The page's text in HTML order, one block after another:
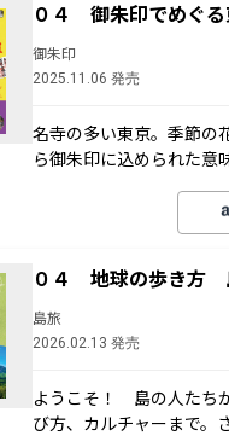
０４ 御朱印でめぐ
御朱印
2025.11.06 発売
名寺の多い東京。季節の
ら御朱印に込められた意
０４ 地球の歩き
島旅
2026.02.13 発売
ようこそ！ 島の人たち
び方、カルチャーまで。